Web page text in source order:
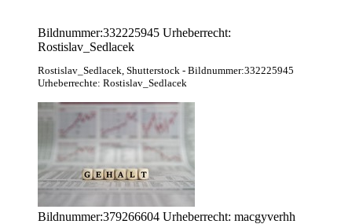
Bildnummer:332225945 Urheberrecht:
Rostislav_Sedlacek
Rostislav_Sedlacek, Shutterstock - Bildnummer:332225945
Urheberrechte: Rostislav_Sedlacek
Bildnummer:379266604 Urheberrecht: macgyverhh